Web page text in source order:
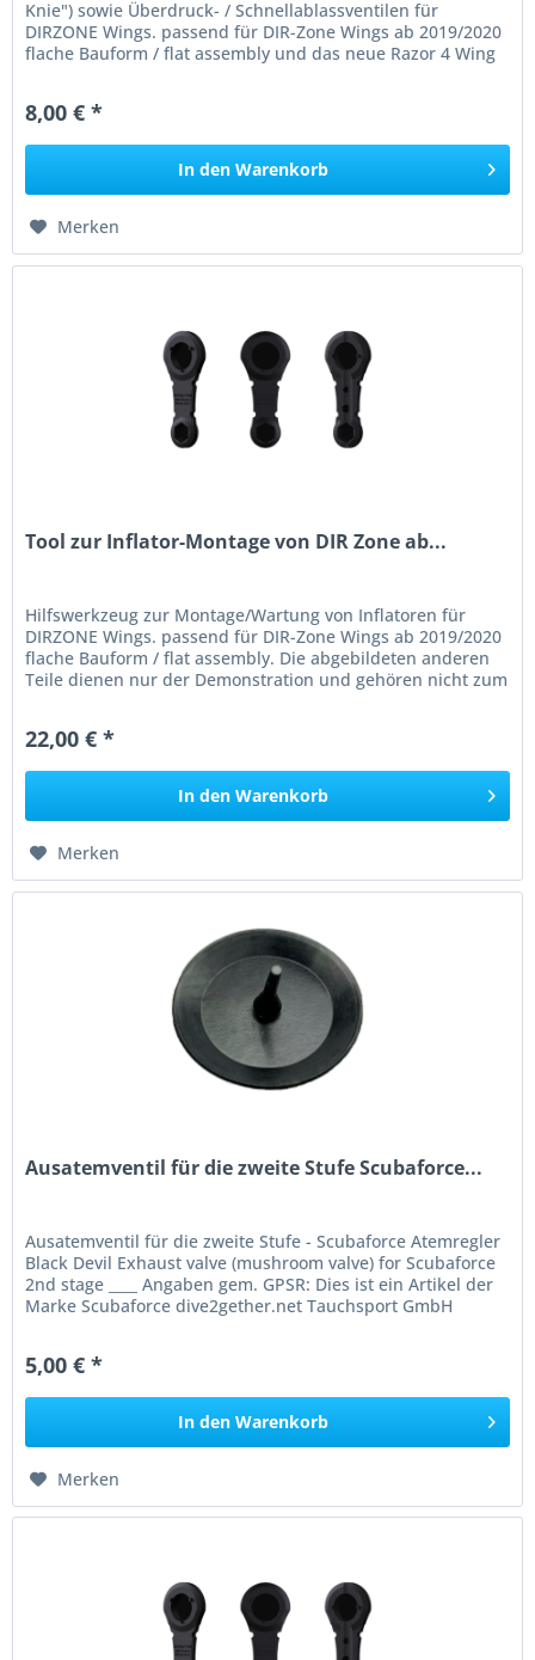
Knie") sowie Überdruck- / Schnellablassventilen für
DIRZONE Wings. passend für DIR-Zone Wings ab 2019/2020
flache Bauform / flat assembly und das neue Razor 4 Wing
8,00 € *
In den Warenkorb
Merken
Tool zur Inflator-Montage von DIR Zone ab...
Hilfswerkzeug zur Montage/Wartung von Inflatoren für
DIRZONE Wings. passend für DIR-Zone Wings ab 2019/2020
flache Bauform / flat assembly. Die abgebildeten anderen
Teile dienen nur der Demonstration und gehören nicht zum
22,00 € *
In den Warenkorb
Merken
Ausatemventil für die zweite Stufe Scubaforce...
Ausatemventil für die zweite Stufe - Scubaforce Atemregler
Black Devil Exhaust valve (mushroom valve) for Scubaforce
2nd stage ____ Angaben gem. GPSR: Dies ist ein Artikel der
Marke Scubaforce dive2gether.net Tauchsport GmbH
5,00 € *
In den Warenkorb
Merken